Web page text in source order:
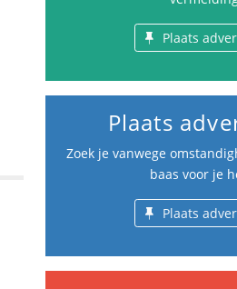
Plaats
Plaats
Zoek je vanwege
baas voor je
Plaats